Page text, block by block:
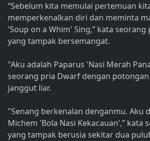
“Sebelum kita memulai pertemuan
memperkenalkan diri dan meminta
'Soup on a Whim' Sing,” kata
yang tampak bersemangat.
"Aku adalah Paparus 'Nasi Merah
seorang pria Dwarf dengan
janggut liar.
"Senang berkenalan denganmu. Aku
Michem 'Bola Nasi Kekacauan',” kata
yang tampak berusia sekitar dua